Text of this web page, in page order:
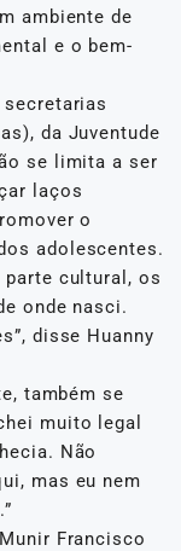
ambiente de
e o bem-
da Juventude
se limita a ser
laços
o
adolescentes.
parte cultural, os
onde nasci.
disse Huanny
também se
muito legal
Não
mas eu nem
Francisco